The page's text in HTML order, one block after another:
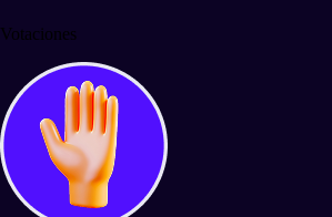
Votaciones